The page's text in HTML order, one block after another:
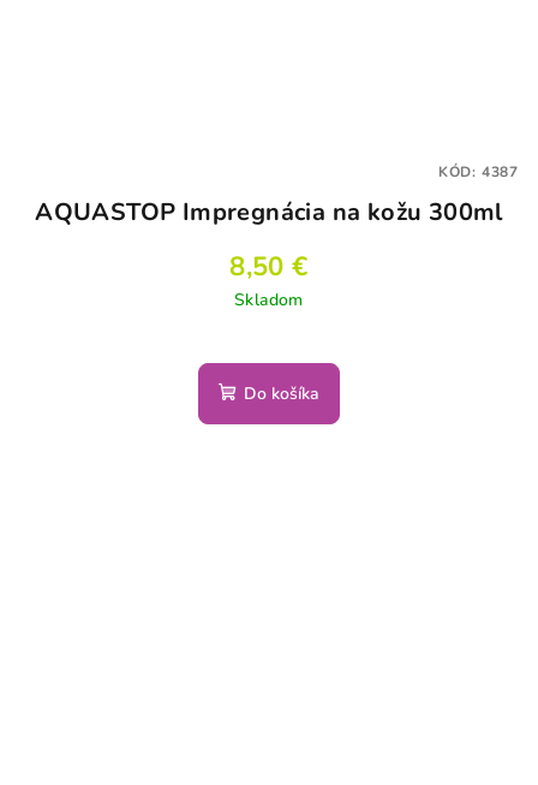
AQUASTOP Impregnácia na kožu 300ml
8,50 €
Skladom
Do košíka
KÓD: 4387